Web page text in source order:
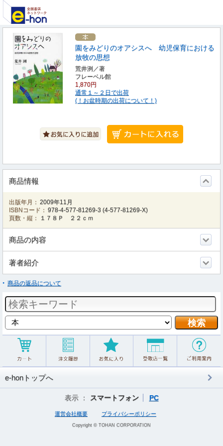
園をみどりのオアシスへ 幼児保育における
放牧の思想
荒井洌／著
フレーベル館
1,870円
通常１～２日で出荷
(！お盆時期の出荷について！)
商品情報
出版年月： 2009年11月
ISBNコード： 978-4-577-81269-3 (4-577-81269-X)
頁数・縦：
１７８Ｐ ２２ｃｍ
商品の内容
著者紹介
商品の返品について
e-honトップへ
表示 ： スマートフォン PC
運営会社概要 プライバシーポリシー
Copyright © TOHAN CORPORATION